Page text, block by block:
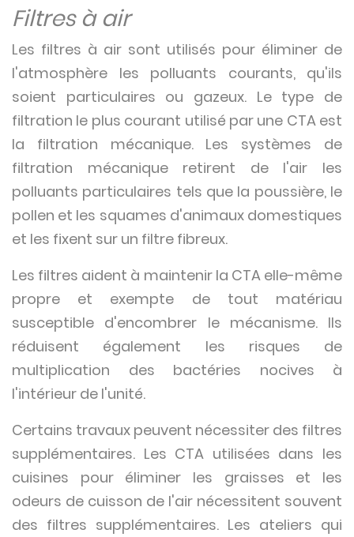
Filtres à air
Les filtres à air sont utilisés pour éliminer de
l'atmosphère les polluants courants, qu'ils
soient particulaires ou gazeux. Le type de
filtration le plus courant utilisé par une CTA est
la filtration mécanique. Les systèmes de
filtration mécanique retirent de l'air les
polluants particulaires tels que la poussière, le
pollen et les squames d'animaux domestiques
et les fixent sur un filtre fibreux.
Les filtres aident à maintenir la CTA elle-même
propre et exempte de tout matériau
susceptible d'encombrer le mécanisme. Ils
réduisent également les risques de
multiplication des bactéries nocives à
l'intérieur de l'unité.
Certains travaux peuvent nécessiter des filtres
supplémentaires. Les CTA utilisées dans les
cuisines pour éliminer les graisses et les
odeurs de cuisson de l'air nécessitent souvent
des filtres supplémentaires. Les ateliers qui